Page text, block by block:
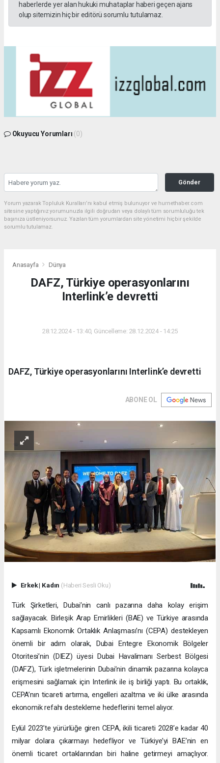
haberlerde yer alan hukuki muhataplar haberi geçen ajans
olup sitemizin hiç bir editörü sorumlu tutulamaz.
Okuyucu Yorumları (0)
Gönder
Yorum yazarak Topluluk Kuralları’nı kabul etmiş bulunuyor ve hurnethaber.com
sitesine yaptığınız yorumunuzla ilgili doğrudan veya dolaylı tüm sorumluluğu tek
başınıza üstleniyorsunuz. Yazılan tüm yorumlardan site yönetimi hiçbir şekilde
sorumlu tutulamaz.
Anasayfa Dünya
DAFZ, Türkiye operasyonlarını
Interlink’e devretti
28.12.2024 - 13:40, Güncelleme: 28.12.2024 - 14:25
DAFZ, Türkiye operasyonlarını Interlink’e devretti
ABONE OL
Erkek| Kadın (Haberi Sesli Oku)
Türk Şirketleri, Dubai’nin canlı pazarına daha kolay erişim
sağlayacak. Birleşik Arap Emirlikleri (BAE) ve Türkiye arasında
Kapsamlı Ekonomik Ortaklık Anlaşması’nı (CEPA) destekleyen
önemli bir adım olarak, Dubai Entegre Ekonomik Bölgeler
Otoritesi’nin (DIEZ) üyesi Dubai Havalimanı Serbest Bölgesi
(DAFZ), Türk işletmelerinin Dubai’nin dinamik pazarına kolayca
erişmesini sağlamak için Interlink ile iş birliği yaptı. Bu ortaklık,
CEPA’nın ticareti artırma, engelleri azaltma ve iki ülke arasında
ekonomik refahı destekleme hedeflerini temel alıyor.
Eylül 2023’te yürürlüğe giren CEPA, ikili ticareti 2028’e kadar 40
milyar dolara çıkarmayı hedefliyor ve Türkiye’yi BAE’nin en
önemli ticaret ortaklarından biri haline getirmeyi amaçlıyor.